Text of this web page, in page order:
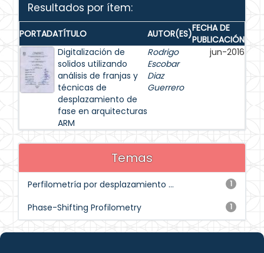
Resultados por ítem:
PORTADATÍTULO AUTOR(ES)FECHA DE
PUBLICACIÓN
Digitalización de
solidos utilizando
análisis de franjas y
técnicas de
desplazamiento de
fase en arquitecturas
ARM
Rodrigo
Escobar
Diaz
Guerrero
jun-2016
Temas
1
Perfilometría por desplazamiento ...
1
Phase-Shifting Profilometry